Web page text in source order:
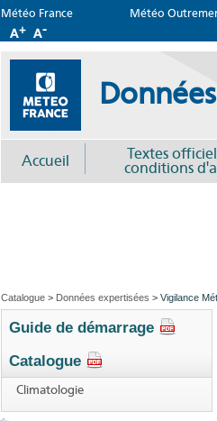
Météo France Météo
Accueil
Textes
conditions
Catalogue > Données expertisées > Vigilance
Guide de démarrage
Catalogue
Climatologie